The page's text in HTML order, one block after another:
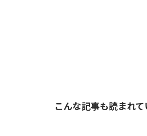
こんな記事も読まれて